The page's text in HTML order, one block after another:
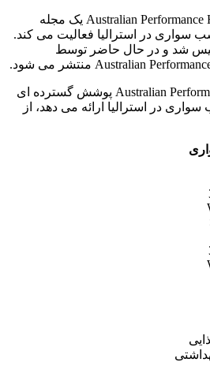
مجله اسب Australian Performance Horse Magazine یک مجله
سواری در استرالیا فعالیت می کند.
در سال 2001 تأسیس شد و در حال حاضر توسط
مجله Australian Performance Horse Magazine پوشش گسترده ای
در استرالیا ارائه می دهد، از